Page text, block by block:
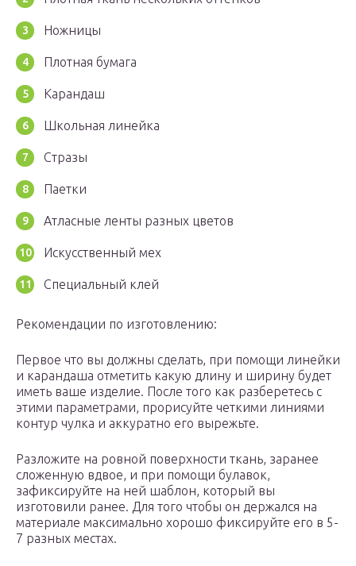
Ножницы
Плотная бумага
Карандаш
Школьная линейка
Стразы
Паетки
Атласные ленты разных цветов
Искусственный мех
Специальный клей
Рекомендации по изготовлению:
Первое что вы должны сделать, при помощи линейки
и карандаша отметить какую длину и ширину будет
иметь ваше изделие. После того как разберетесь с
этими параметрами, прорисуйте четкими линиями
контур чулка и аккуратно его вырежьте.
Разложите на ровной поверхности ткань, заранее
сложенную вдвое, и при помощи булавок,
зафиксируйте на ней шаблон, который вы
изготовили ранее. Для того чтобы он держался на
материале максимально хорошо фиксируйте его в 5-
7 разных местах.